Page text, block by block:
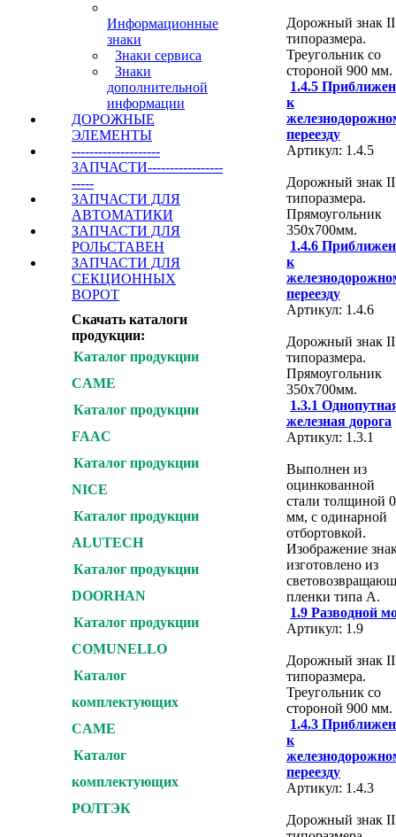
Информационные
знаки
Знаки сервиса
Знаки
дополнительной
информации
ДОРОЖНЫЕ
ЭЛЕМЕНТЫ
--------------------
ЗАПЧАСТИ-----------------
-----
ЗАПЧАСТИ ДЛЯ
АВТОМАТИКИ
ЗАПЧАСТИ ДЛЯ
РОЛЬСТАВЕН
ЗАПЧАСТИ ДЛЯ
СЕКЦИОННЫХ
ВОРОТ
Скачать каталоги
продукции:
Каталог продукции
CAME
Каталог продукции
FAAC
Каталог продукции
NICE
Каталог продукции
ALUTECH
Каталог продукции
DOORHAN
Каталог продукции
COMUNELLO
Каталог
комплектующих
CAME
Каталог
комплектующих
РОЛТЭК
Дорожный знак II
типоразмера.
Треугольник со
стороной 900 мм.
1.4.5
к
переезду
Артикул: 1.4.5
Дорожный знак II
типоразмера.
Прямоугольник
350х700мм.
1.4.6
к
переезду
Артикул: 1.4.6
Дорожный знак II
типоразмера.
Прямоугольник
350х700мм.
1.3.1
железная дорога
Артикул: 1.3.1
Выполнен из
оцинкованной
стали толщиной
мм, с одинарной
отбортовкой.
Изображение
изготовлено из
пленки типа А.
1.9 Разводной
Артикул: 1.9
Дорожный знак II
типоразмера.
Треугольник со
стороной 900 мм.
1.4.3
к
переезду
Артикул: 1.4.3
Дорожный знак II